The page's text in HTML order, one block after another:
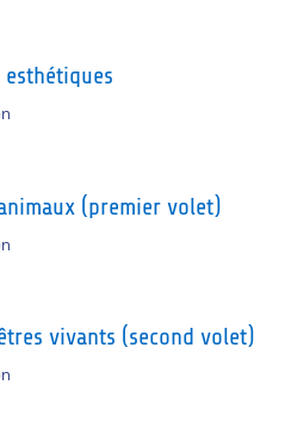
esthétiques
(premier volet)
vivants (second volet)